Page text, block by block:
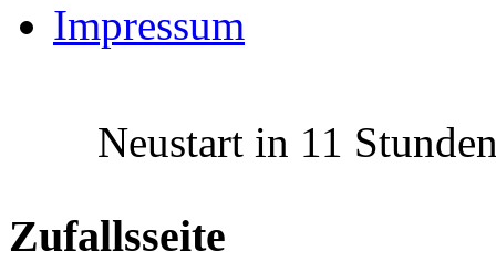
Impressum
Neustart in 11 Stunden
Zufallsseite